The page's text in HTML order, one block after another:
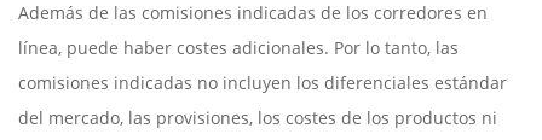
Además de las comisiones indicadas de los corredores en
línea, puede haber costes adicionales. Por lo tanto, las
comisiones indicadas no incluyen los diferenciales estándar
del mercado, las provisiones, los costes de los productos ni